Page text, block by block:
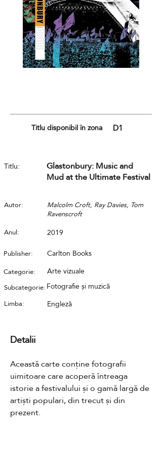
Titlu disponibil în zona D1
Titlu:
Glastonbury: Music and
Mud at the Ultimate Festival
Autor:
Malcolm Croft, Ray Davies, Tom
Ravenscroft
Anul:
2019
Publisher: Carlton Books
Categorie: Arte vizuale
Subcategorie: Fotografie și muzică
Limba: Engleză
Detalii
Această carte conține fotografii
uimitoare care acoperă întreaga
istorie a festivalului și o gamă largă de
artiști populari, din trecut și din
prezent.